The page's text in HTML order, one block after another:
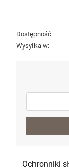
Dostępność:
Wysyłka w:
Ochronniki